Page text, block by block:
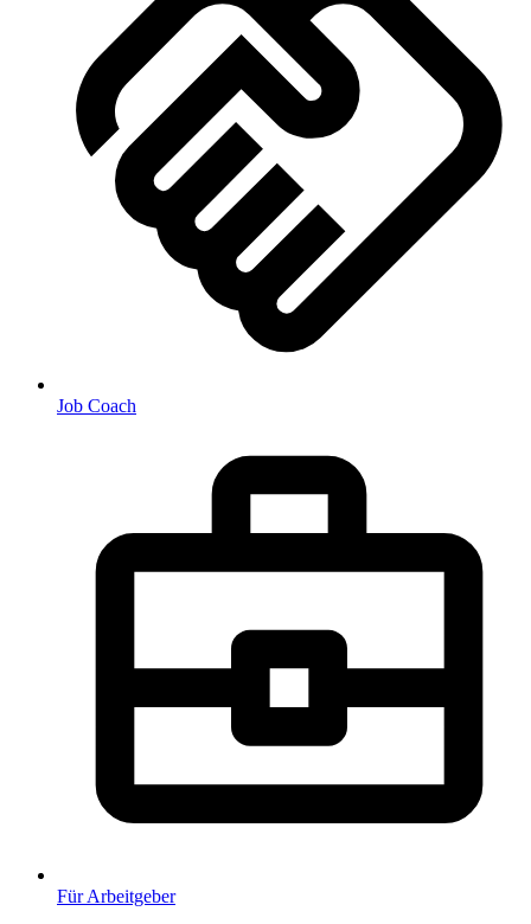
Job Coach
Für Arbeitgeber